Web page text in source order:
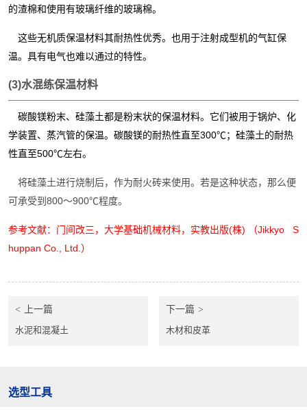
的渣棉和使用有玻璃纤维的玻璃棉。
这些无机质保温材料其耐热性优秀。也用于注射成型机的气缸保
温。具有电气也难以通过的特性。
(3)水混练保温材料
碳酸镁粉末、硅藻土都是粉末状的保温材料。它们被用于锅炉、化
学装置、蒸汽管的保温。碳酸镁的耐热性直至300℃；硅藻土的耐热
性直至500℃左右。
将硅藻土进行烧制后，作为耐火砖来使用。若是这种状态，那么便
可承受到800～900℃程度。
参考文献：门间改三，大学基础机械材料，实教出版(株) （Jikkyo S
huppan Co., Ltd.）
上一篇
水泥和混凝土
下一篇
木材和皮革
选型工具